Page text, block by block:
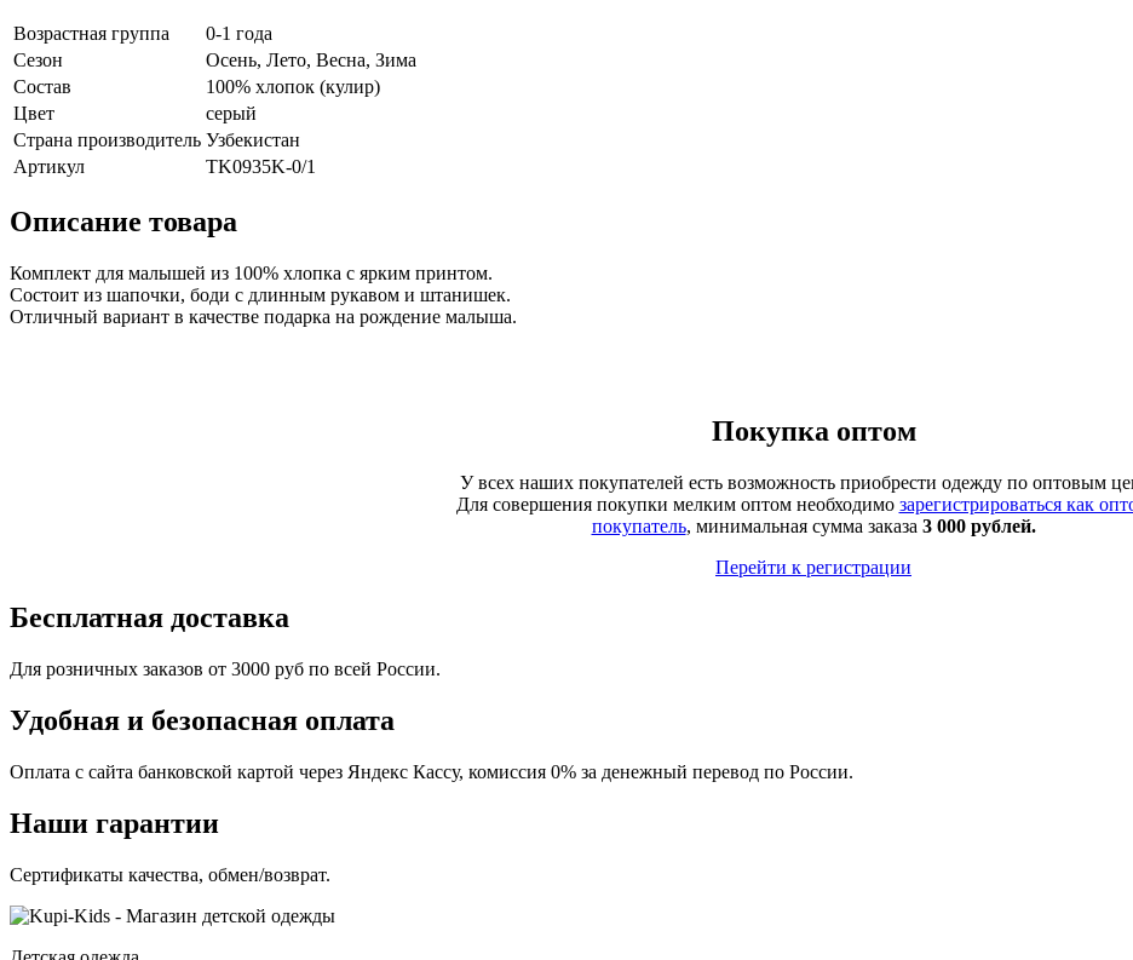
Возрастная группа
0-1 года
Сезон
Осень, Лето, Весна, Зима
Состав
100% хлопок (кулир)
Цвет
серый
Страна производитель Узбекистан
Артикул
TK0935K-0/1
Описание товара
Комплект для малышей из 100% хлопка с ярким принтом.
Состоит из шапочки, боди с длинным рукавом и штанишек.
Отличный вариант в качестве подарка на рождение малыша.
Покупка оптом
У всех наших покупателей есть возможность приобрести одежду по оптовым
Для совершения покупки мелким оптом необходимо зарегистрироваться как
покупатель, минимальная сумма заказа 3 000 рублей.
Перейти к регистрации
Бесплатная доставка
Для розничных заказов от 3000 руб по всей России.
Удобная и безопасная оплата
Оплата с сайта банковской картой через Яндекс Кассу, комиссия 0% за денежный перевод по России.
Наши гарантии
Сертификаты качества, обмен/возврат.